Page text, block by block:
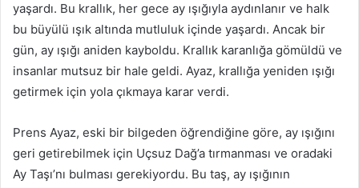
yaşardı. Bu krallık, her gece ay ışığıyla aydınlanır ve halk
bu büyülü ışık altında mutluluk içinde yaşardı. Ancak bir
gün, ay ışığı aniden kayboldu. Krallık karanlığa gömüldü ve
insanlar mutsuz bir hale geldi. Ayaz, krallığa yeniden ışığı
getirmek için yola çıkmaya karar verdi.
Prens Ayaz, eski bir bilgeden öğrendiğine göre, ay ışığını
geri getirebilmek için Uçsuz Dağ’a tırmanması ve oradaki
Ay Taşı’nı bulması gerekiyordu. Bu taş, ay ışığının